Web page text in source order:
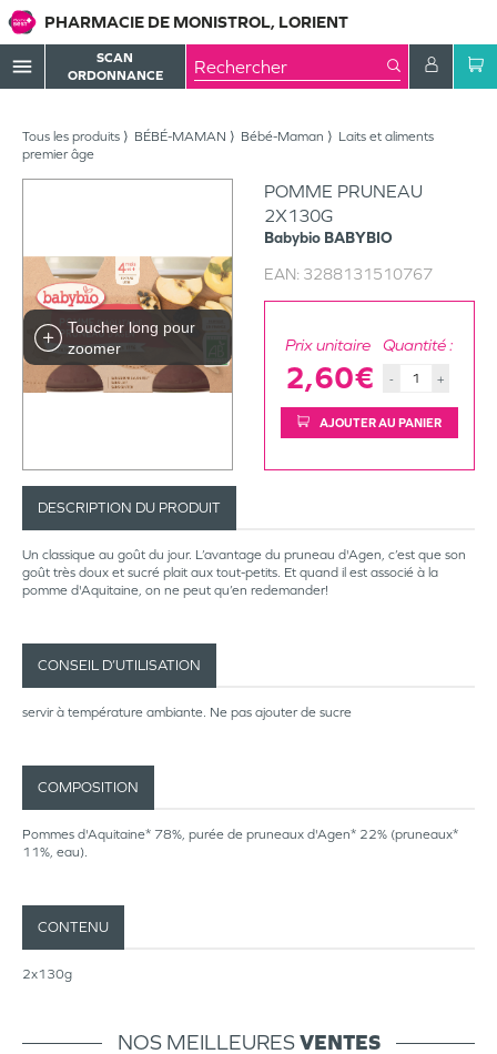
PHARMACIE DE MONISTROL, LORIENT
menu
SCAN
ORDONNANCE
Tous les produits BÉBÉ-MAMAN Bébé-Maman
Laits et aliments
premier âge
Toucher long pour
zoomer
POMME PRUNEAU
2X130G
Babybio BABYBIO
EAN: 3288131510767
Prix unitaire
2,60€
Quantité :
- +
AJOUTER AU PANIER
DESCRIPTION DU PRODUIT
Un classique au goût du jour. L’avantage du pruneau d'Agen, c’est que son
goût très doux et sucré plait aux tout-petits. Et quand il est associé à la
pomme d'Aquitaine, on ne peut qu’en redemander!
CONSEIL D’UTILISATION
servir à température ambiante. Ne pas ajouter de sucre
COMPOSITION
Pommes d'Aquitaine* 78%, purée de pruneaux d'Agen* 22% (pruneaux*
11%, eau).
CONTENU
2x130g
NOS MEILLEURESVENTES